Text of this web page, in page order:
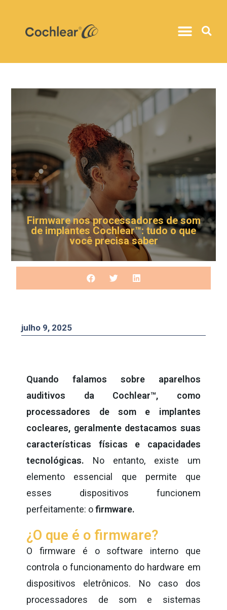
Firmware nos processadores de som
de implantes Cochlear™: tudo o que
você precisa saber
julho 9, 2025
Quando falamos sobre aparelhos
auditivos da Cochlear™, como
processadores de som e implantes
cocleares, geralmente destacamos suas
características físicas e capacidades
tecnológicas. No entanto, existe um
elemento essencial que permite que
esses dispositivos funcionem
perfeitamente: ofirmware.
¿O que é o firmware?
O firmware é o software interno que
controla o funcionamento do hardware em
dispositivos eletrônicos. No caso dos
processadores de som e sistemas